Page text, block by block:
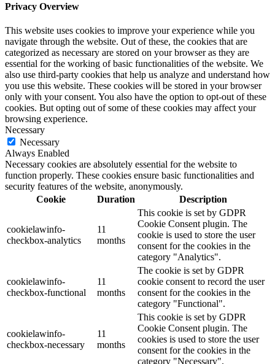
Privacy Overview
This website uses cookies to improve your experience while you
navigate through the website. Out of these, the cookies that are
categorized as necessary are stored on your browser as they are
essential for the working of basic functionalities of the website. We
also use third-party cookies that help us analyze and understand how
you use this website. These cookies will be stored in your browser
only with your consent. You also have the option to opt-out of these
cookies. But opting out of some of these cookies may affect your
browsing experience.
Necessary
Necessary
Always Enabled
Necessary cookies are absolutely essential for the website to
function properly. These cookies ensure basic functionalities and
security features of the website, anonymously.
Cookie
Duration Description
cookielawinfo-
checkbox-analytics
11
months
This cookie is set by GDPR
Cookie Consent plugin. The
cookie is used to store the user
consent for the cookies in the
category "Analytics".
cookielawinfo-
checkbox-functional
11
months
The cookie is set by GDPR
cookie consent to record the user
consent for the cookies in the
category "Functional".
cookielawinfo-
checkbox-necessary
11
months
This cookie is set by GDPR
Cookie Consent plugin. The
cookies is used to store the user
consent for the cookies in the
category "Necessary".